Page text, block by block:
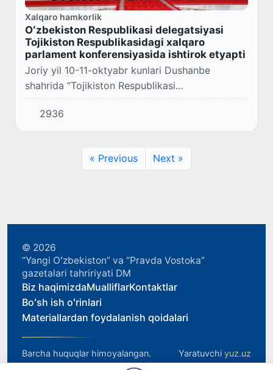
Xalqaro hamkorlik
Oʻzbekiston Respublikasi delegatsiyasi
Tojikiston Respublikasidagi xalqaro
parlament konferensiyasida ishtirok etyapti
Joriy yil 10-11-oktyabr kunlari Dushanbe
shahrida “Tojikiston Respublikasi
Konstitutsiyasiga 30-yil” mavzusidagi xalqaro
parlament konferensiyasi boʻlib oʻtyapti.
2936
« Previous Next »
© 2026
“Yangi Oʻzbekiston” va “Pravda Vostoka”
gazetalari tahririyati DM
Biz haqimizdaMualliflarKontaktlar
Boʻsh ish oʻrinlari
Materiallardan foydalanish qoidalari
Barcha huquqlar himoyalangan. Yaratuvchi yuz.uz